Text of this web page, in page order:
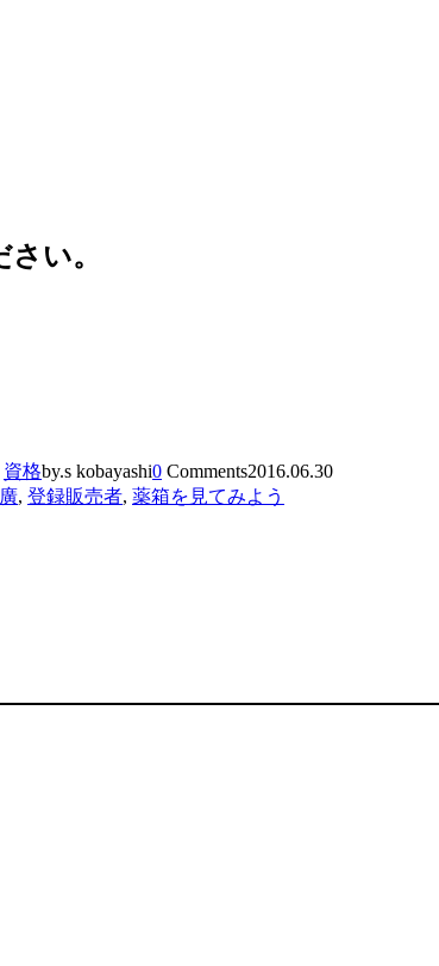
い。
資格by.s kobayashi0 Comments2016.06.30
, 登録販売者, 薬箱を見てみよう